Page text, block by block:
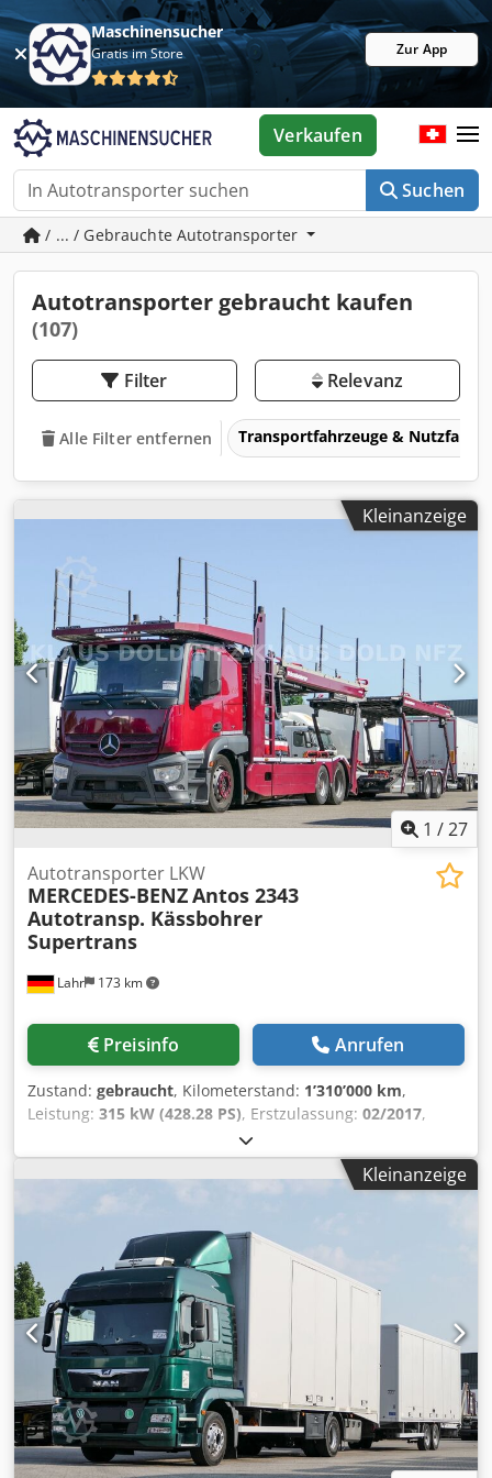
Maschinensucher
Gratis im Store Zur App
Suchen
Verkaufen
/ ... / Gebrauchte Autotransporter
Autotransporter gebraucht kaufen
(107)
Filter Relevanz
Alle Filter entfernen Transportfahrzeuge &
Kleinanzeige
1 /27
Lahr 173 km
Autotransporter LKW
MERCEDES-BENZAntos 2343
Autotransp. Kässbohrer
Supertrans
Preisinfo Anrufen
Zustand: gebraucht, Kilometerstand: 1’310’000 km,
Leistung: 315 kW (428.28 PS), Erstzulassung: 02/2017,
, Gesamtgewicht:
Retarder, Farbe:Rot, Getriebetyp:Automatisch,
Emissionsklasse:Euro6, Ausstattung:ABS, Elektronisches
Mercedes-Benz Antos 2443 Autotransp. Kässbohrer
supertrans Retarder Euro 6 . für Anfragen: 1225927 *
Zustand : sehr gut * EZ: 01/2017 * Eigengewicht : 13.500 kg
* zul. Gesamtgewicht : 23.000 kg * Motor : 315 KW / 430 PS
* Hubraum : 10.677 cm3 * Euronorm : Euro 6 * Retarter *
ABS * ASR * ESP * Differentialsperre Hinterachse * AdBlue
Linke seite * Nebenantrieb * Hydraulik *
Abstandsregeltempomat mit Notbremsassistent *
Spurhalteassistent * luftgefederter Komfortfahrersitz /
Fahrer * Sitzheizung Fahrer * Dachlucke mechanisch *
Licht-u. Regensensoren * elektrische Fensterheber Fahrer /
Kleinanzeige